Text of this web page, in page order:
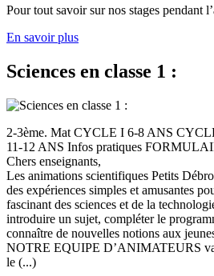
Pour tout savoir sur nos stages pendant
En savoir plus
Sciences en classe 1 :
2-3ème. Mat CYCLE I 6-8 ANS
11-12 ANS Infos pratiques
Chers enseignants,
Les animations scientifiques Petits
des expériences simples et amusantes
fascinant des sciences et de la
introduire un sujet, compléter le
connaître de nouvelles notions aux
NOTRE EQUIPE D’ANIMATEURS va
le (...)